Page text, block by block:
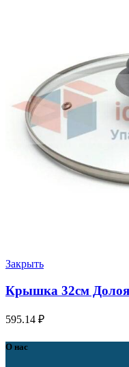
Закрыть
Крышка 32см
595.14 ₽
О нас